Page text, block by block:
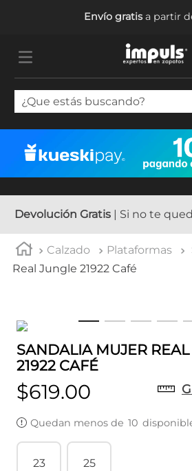
Envío gratisa partir
¿Que estás buscando?
Devolución Gratis| Si no te
Calzado Plataformas
Real Jungle 21922 Café
SANDALIA MUJER
21922 CAFÉ
$619.00
Quedan menos de 10
23 25
1.
tenis mujer
tenis hombre
5. tenis